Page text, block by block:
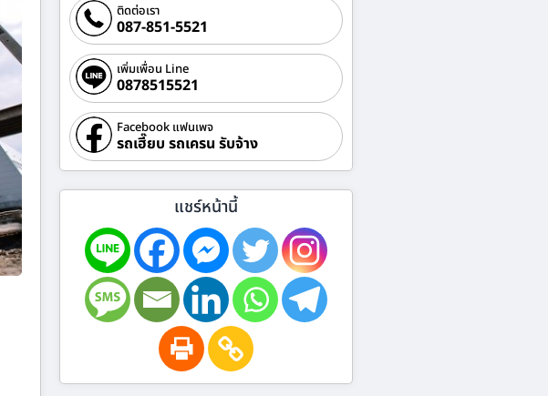
ติดต่อเรา
087-851-5521
เพิ่มเพื่อน Line
0878515521
Facebook แฟนเพจ
รถเฮี๊ยบ รถเครน รับจ้าง
แชร์หน้านี้